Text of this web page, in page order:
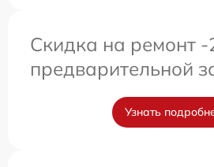
Скидка на ремонт -
предварительной
Узнать